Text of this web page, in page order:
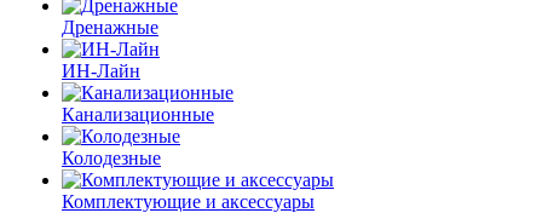
Дренажные
ИН-Лайн
Канализационные
Колодезные
Комплектующие и аксессуары